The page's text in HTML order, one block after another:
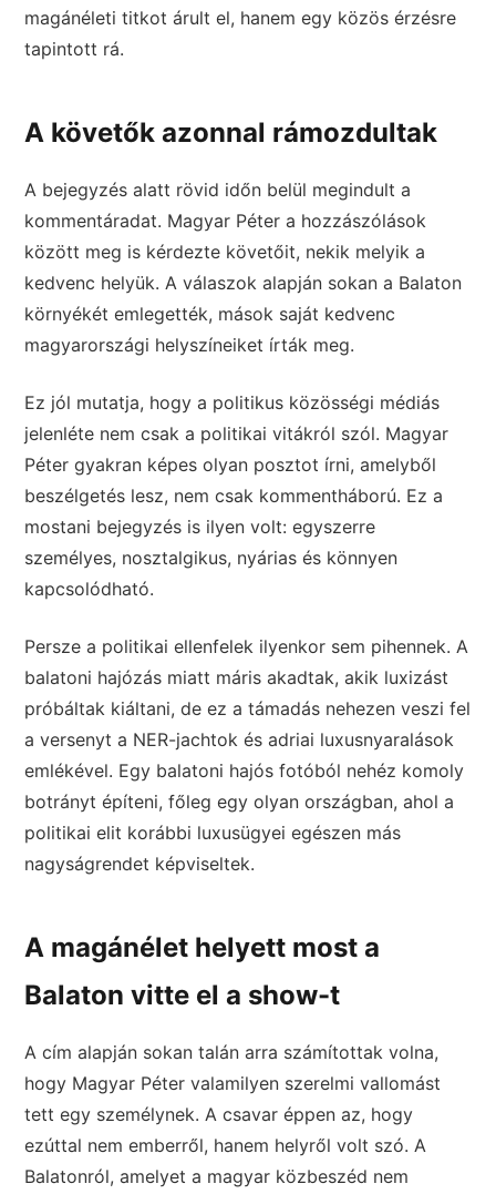
magánéleti titkot árult el, hanem egy közös érzésre
tapintott rá.
A követők azonnal rámozdultak
A bejegyzés alatt rövid időn belül megindult a
kommentáradat. Magyar Péter a hozzászólások
között meg is kérdezte követőit, nekik melyik a
kedvenc helyük. A válaszok alapján sokan a Balaton
környékét emlegették, mások saját kedvenc
magyarországi helyszíneiket írták meg.
Ez jól mutatja, hogy a politikus közösségi médiás
jelenléte nem csak a politikai vitákról szól. Magyar
Péter gyakran képes olyan posztot írni, amelyből
beszélgetés lesz, nem csak kommentháború. Ez a
mostani bejegyzés is ilyen volt: egyszerre
személyes, nosztalgikus, nyárias és könnyen
kapcsolódható.
Persze a politikai ellenfelek ilyenkor sem pihennek. A
balatoni hajózás miatt máris akadtak, akik luxizást
próbáltak kiáltani, de ez a támadás nehezen veszi fel
a versenyt a NER-jachtok és adriai luxusnyaralások
emlékével. Egy balatoni hajós fotóból nehéz komoly
botrányt építeni, főleg egy olyan országban, ahol a
politikai elit korábbi luxusügyei egészen más
nagyságrendet képviseltek.
A magánélet helyett most a
Balaton vitte el a show-t
A cím alapján sokan talán arra számítottak volna,
hogy Magyar Péter valamilyen szerelmi vallomást
tett egy személynek. A csavar éppen az, hogy
ezúttal nem emberről, hanem helyről volt szó. A
Balatonról, amelyet a magyar közbeszéd nem